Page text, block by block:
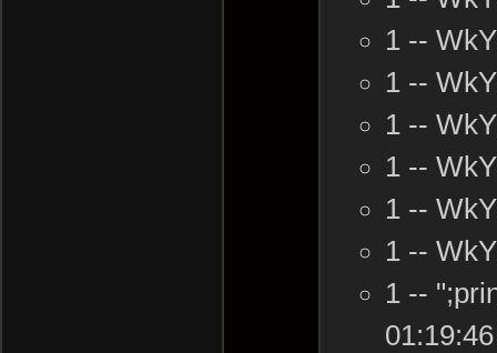
1 --
1 --
1 --
1 --
1 --
1 --
1 --
01:19:46